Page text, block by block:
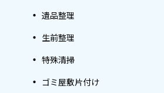
遺品整理
生前整理
特殊清掃
ゴミ屋敷片付け